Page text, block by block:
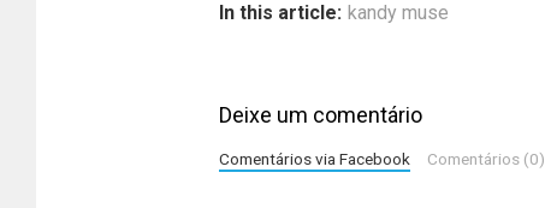
In this article: kandy muse
Deixe um comentário
Comentários via Facebook Comentários (0)